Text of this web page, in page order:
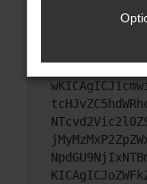
unterstützen: